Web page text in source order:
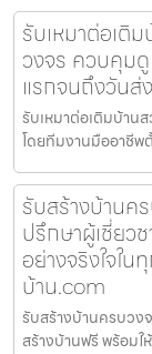
รับเหมาต่อเติ
วงจร ควบคุม
แรกจนถึงวันส่
รับเหมาต่อเติมบ้าน
โดยทีมงานมืออาชี
รับสร้างบ้านค
ปรึกษาผู้เชี่ยว
อย่างจริงใจใน
บ้าน.com
รับสร้างบ้านครบวง
สร้างบ้านฟรี พร้อมใ